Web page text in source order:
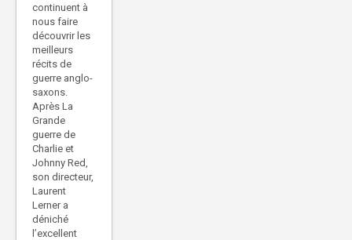
continuent à
nous faire
découvrir les
meilleurs
récits de
guerre anglo-
saxons.
Après La
Grande
guerre de
Charlie et
Johnny Red,
son directeur,
Laurent
Lerner a
déniché
l’excellent